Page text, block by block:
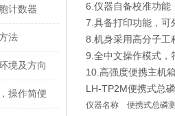
计数器
法
境及方向
操作简便
6.仪器自备校准功能
7.具备打印功能，可
8.机身采用高分子工
9.全中文操作模式，
10.高强度便携主机
LH-TP2M便携式总
仪器名称
便携式总磷